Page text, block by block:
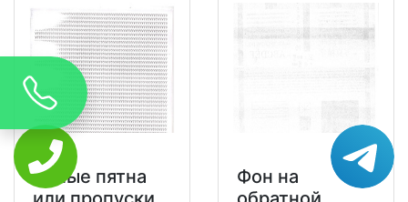
Белые пятна
Фон на